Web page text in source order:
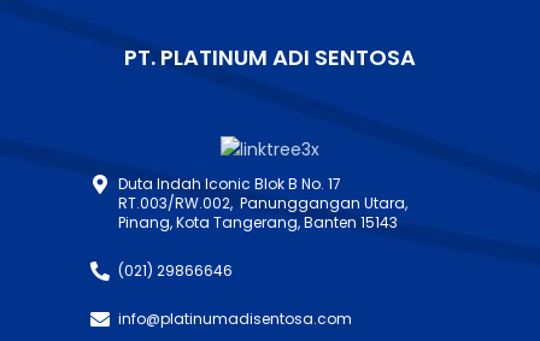
PT. PLATINUM ADI SENTOSA
Duta Indah Iconic Blok B No. 17
RT.003/RW.002, Panunggangan Utara,
Pinang, Kota Tangerang, Banten 15143
(021) 29866646
info@platinumadisentosa.com